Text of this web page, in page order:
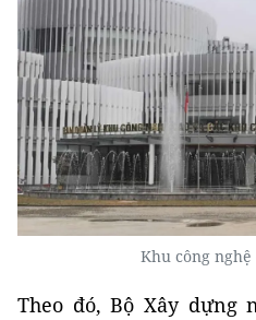
Khu công
Theo đó, Bộ Xây dựng